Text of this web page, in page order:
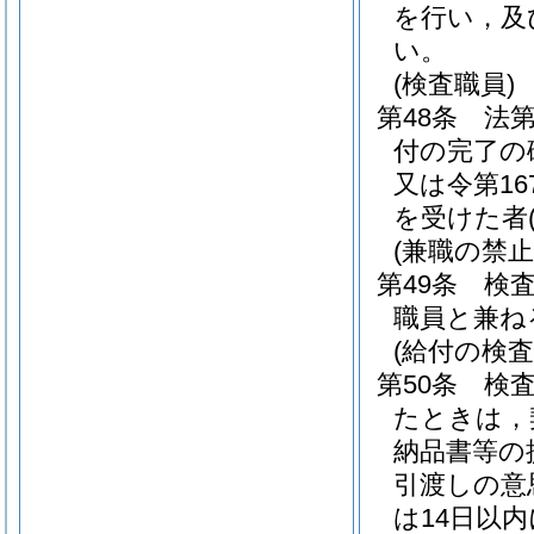
を行い，
い。
(検査職員)
第48条
法
付の完了
又は令第
を受けた者
(兼職の禁
第49条
検
職員と兼
(給付の検
第50条
検
たときは
納品書等
引渡しの
は14日以